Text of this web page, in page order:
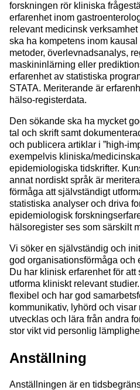
forskningen rör kliniska
erfarenhet inom
relevant medicinsk
ska ha kompetens inom
metoder, överlevnadsanalys,
maskininlärning eller
erfarenhet av statistiska
STATA. Meriterande är
hälso-registerdata.
Den sökande ska ha mycket
tal och skrift samt
och publicera artiklar i ”high-
exempelvis kliniska/
epidemiologiska tidskrifter.
annat nordiskt språk är
förmåga att självständigt
statistiska analyser och driva
epidemiologisk
hälsoregister ses som särskilt
Vi söker en självständig och
god organisationsförmåga och
Du har klinisk erfarenhet för
utforma kliniskt relevant
flexibel och har god
kommunikativ, lyhörd och
utvecklas och lära från andra
stor vikt vid personlig
Anställning
Anställningen är en